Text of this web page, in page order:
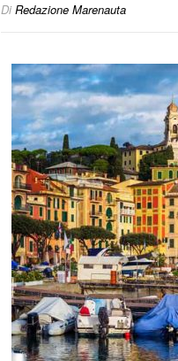
Di Redazione Marenauta